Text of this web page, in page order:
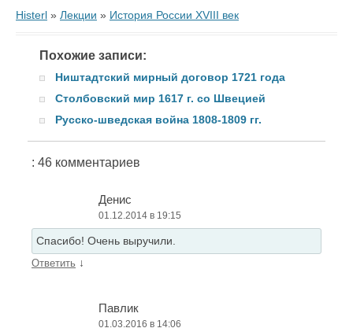
Histerl » Лекции » История России XVIII век
Похожие записи:
Ништадтский мирный договор 1721 года
Столбовский мир 1617 г. со Швецией
Русско-шведская война 1808-1809 гг.
: 46 комментариев
Денис
01.12.2014 в 19:15
Спасибо! Очень выручили.
Ответить ↓
Павлик
01.03.2016 в 14:06